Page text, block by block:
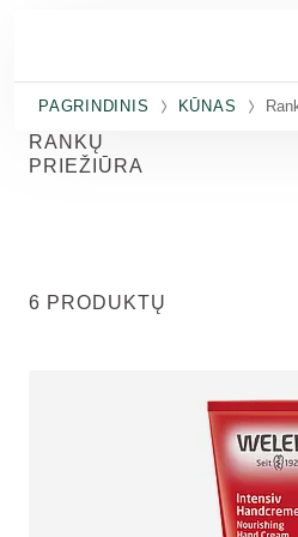
PAGRINDINIS KŪNAS
RANKŲ
PRIEŽIŪRA
6 PRODUKTŲ